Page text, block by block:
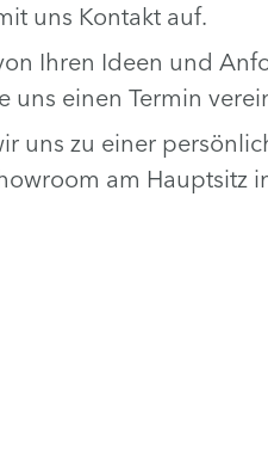
uns Kontakt auf.
Ihren Ideen und
uns einen Termin
uns zu einer
am Hauptsitz